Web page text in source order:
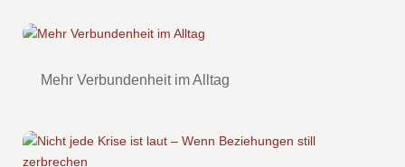
Mehr Verbundenheit im Alltag